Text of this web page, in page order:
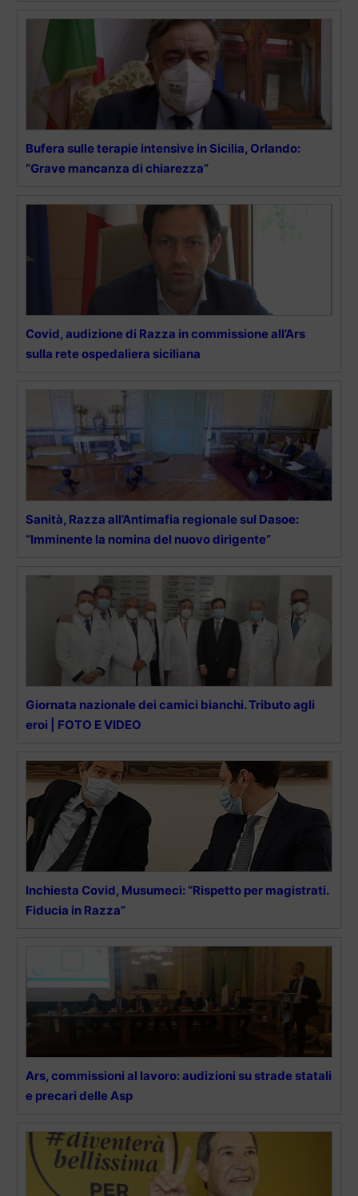
Bufera sulle terapie intensive in Sicilia, Orlando:
“Grave mancanza di chiarezza”
Covid, audizione di Razza in commissione all’Ars
sulla rete ospedaliera siciliana
Sanità, Razza all’Antimafia regionale sul Dasoe:
“Imminente la nomina del nuovo dirigente”
Giornata nazionale dei camici bianchi. Tributo agli
eroi | FOTO E VIDEO
Inchiesta Covid, Musumeci: “Rispetto per magistrati.
Fiducia in Razza”
Ars, commissioni al lavoro: audizioni su strade statali
e precari delle Asp